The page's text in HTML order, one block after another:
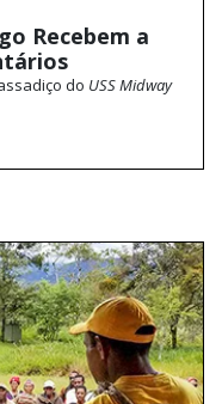
Recebem a
do USS Midway